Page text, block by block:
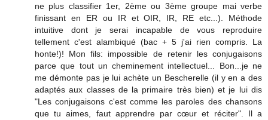
ne plus classifier 1er, 2ème ou 3ème groupe mai verbe
finissant en ER ou IR et OIR, IR, RE etc...). Méthode
intuitive dont je serai incapable de vous reproduire
tellement c'est alambiqué (bac + 5 j'ai rien compris. La
honte!)! Mon fils: impossible de retenir les conjugaisons
parce que tout un cheminement intellectuel... Bon...je ne
me démonte pas je lui achète un Bescherelle (il y en a des
adaptés aux classes de la primaire très bien) et je lui dis
"Les conjugaisons c'est comme les paroles des chansons
que tu aimes, faut apprendre par cœur et réciter". Il a